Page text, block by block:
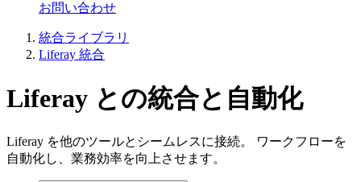
お問い合わせ
統合ライブラリ
Liferay 統合
Liferay との統合と自動化
Liferay を他のツールとシームレスに接続。 ワークフローを
自動化し、業務効率を向上させます。